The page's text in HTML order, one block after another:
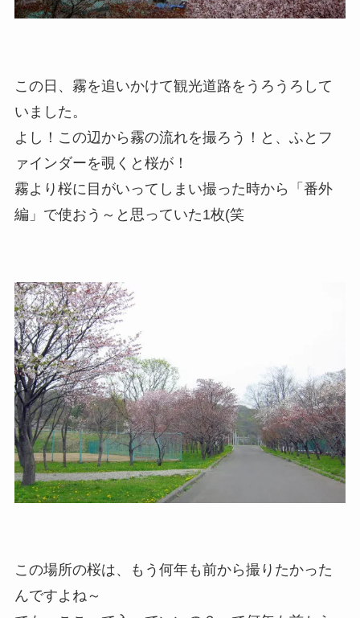
この日、霧を追いかけて観光道路をうろうろして
いました。
よし！この辺から霧の流れを撮ろう！と、ふとフ
ァインダーを覗くと桜が！
霧より桜に目がいってしまい撮った時から「番外
編」で使おう～と思っていた1枚(笑
この場所の桜は、もう何年も前から撮りたかった
んですよね～